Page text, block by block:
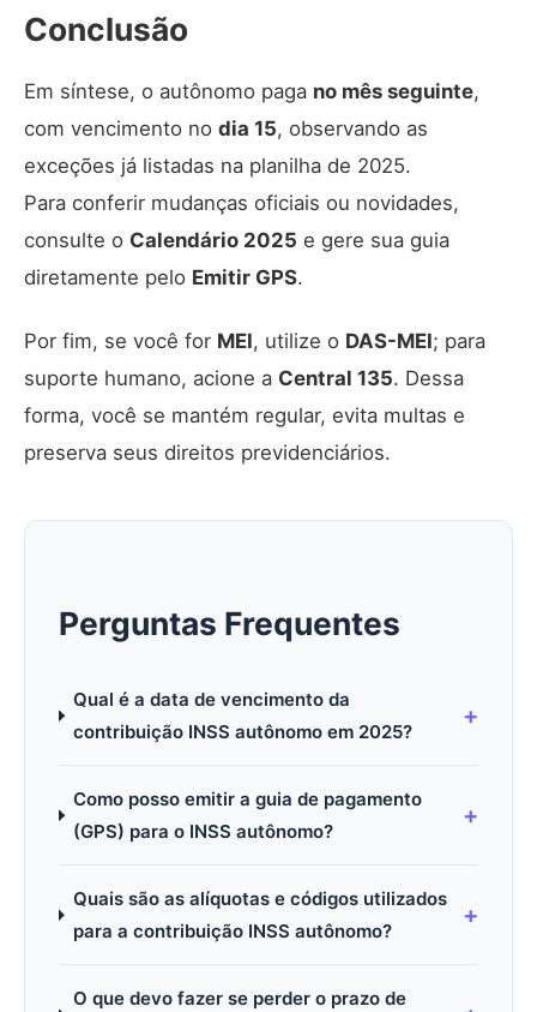
Conclusão
Em síntese, o autônomo paga no mês seguinte,
com vencimento no dia 15, observando as
exceções já listadas na planilha de 2025.
Para conferir mudanças oficiais ou novidades,
consulte o Calendário 2025 e gere sua guia
diretamente pelo Emitir GPS.
Por fim, se você for MEI, utilize o DAS-MEI; para
suporte humano, acione a Central 135. Dessa
forma, você se mantém regular, evita multas e
preserva seus direitos previdenciários.
Perguntas Frequentes
Qual é a data de vencimento da
contribuição INSS autônomo em 2025?
Como posso emitir a guia de pagamento
(GPS) para o INSS autônomo?
Quais são as alíquotas e códigos utilizados
para a contribuição INSS autônomo?
O que devo fazer se perder o prazo de